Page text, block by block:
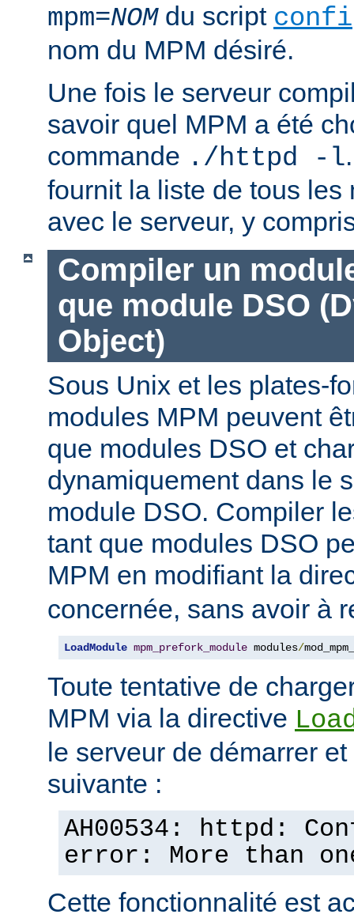
mpm=NOMdu script
nom du MPM désiré.
Une fois le serveur
savoir quel MPM a été
commande ./httpd -l
fournit la liste de tous les
avec le serveur, y
Compiler un
que module DSO
Object)
Sous Unix et les plates-
modules MPM peuvent
que modules DSO et
dynamiquement dans le
module DSO. Compiler
tant que modules DSO
MPM en modifiant la
concernée, sans avoir à
LoadModule mpm_prefork_module modules/
Toute tentative de
MPM via la directive
le serveur de démarrer
suivante :
AH00534: httpd:
error: More than
Cette fonctionnalité est